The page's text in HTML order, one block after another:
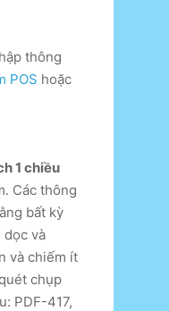
thông
POS hoặc
1 chiều
Các thông
bất kỳ
và
và chiếm ít
chụp
PDF-417,